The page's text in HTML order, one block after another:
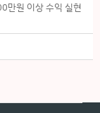
만원 이상 수익 실현